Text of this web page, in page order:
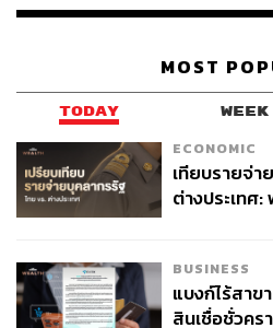
ประเทศไทย น่าจะเป็นสัญญาณว่า
ถ้ามาจริง กระแสความนิยมอีสปอ
ต่างๆ ขึ้นมารองรับกระแสความนิ
MOST
TODAY WEEK
ECONOMIC
เทียบรายจ่า
ต่างประเทศ
BUSINESS
แบงก์ไร้สาข
สินเชื่อชั่วค